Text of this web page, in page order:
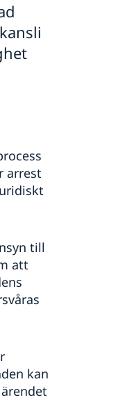
arrest
till
att
kan